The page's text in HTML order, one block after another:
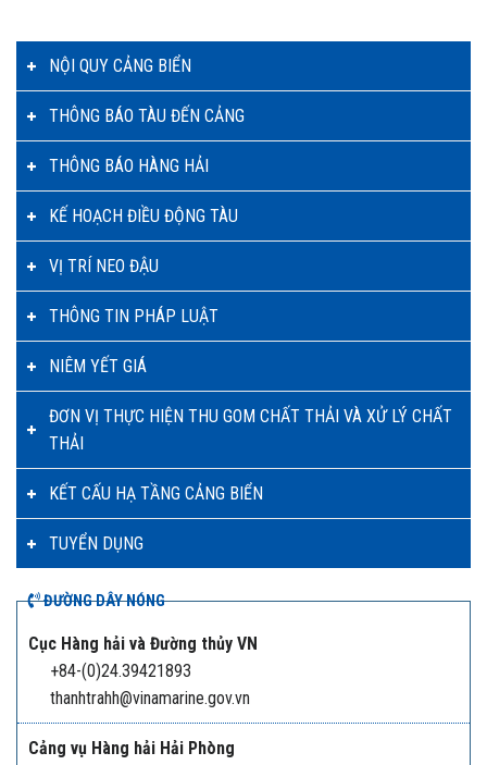
NỘI QUY CẢNG BIỂN
THÔNG BÁO TÀU ĐẾN CẢNG
THÔNG BÁO HÀNG HẢI
KẾ HOẠCH ĐIỀU ĐỘNG TÀU
VỊ TRÍ NEO ĐẬU
THÔNG TIN PHÁP LUẬT
NIÊM YẾT GIÁ
ĐƠN VỊ THỰC HIỆN THU GOM CHẤT THẢI VÀ XỬ LÝ CHẤT
THẢI
KẾT CẤU HẠ TẦNG CẢNG BIỂN
TUYỂN DỤNG
ĐƯỜNG DÂY NÓNG
Cục Hàng hải và Đường thủy VN
+84-(0)24.39421893
thanhtrahh@vinamarine.gov.vn
Cảng vụ Hàng hải Hải Phòng